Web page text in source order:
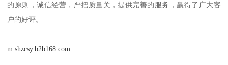
的原则，诚信经营，严把质量关，提供完善的服务，赢得了广大客
户的好评。
m.shzcsy.b2b168.com